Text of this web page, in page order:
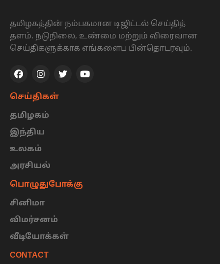
தமிழகத்தின் நம்பகமான டிஜிட்டல் செய்தித்
தளம். நடுநிலை, உண்மை மற்றும் விரைவான
செய்திகளுக்காக எங்களைப பின்தொடரவும்.
செய்திகள்
தமிழகம்
இந்திய
உலகம்
அரசியல்
பொழுதுபோக்கு
சினிமா
விமர்சனம்
வீடியோக்கள்
CONTACT